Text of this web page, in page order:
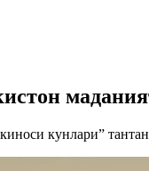
кунлари”